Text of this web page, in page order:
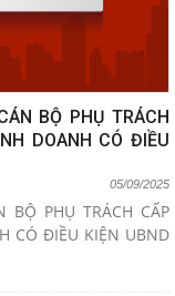
BỘ PHỤ TRÁCH
DOANH CÓ ĐIỀU
05/09/2025
BỘ PHỤ TRÁCH CẤP
CÓ ĐIỀU KIỆN UBND